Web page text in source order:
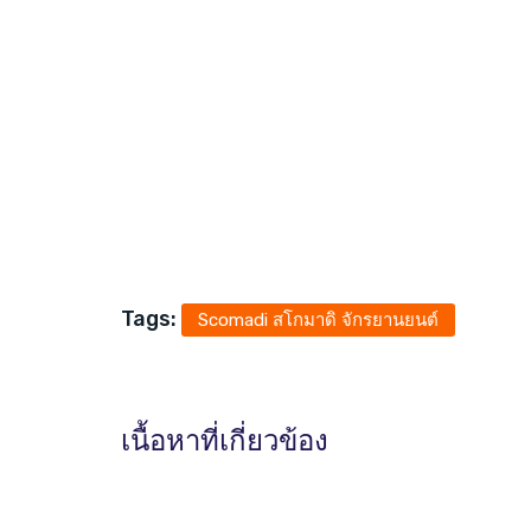
Tags: Scomadi สโกมาดิ จักรยานยนต์
เนื้อหาที่เกี่ยวข้อง